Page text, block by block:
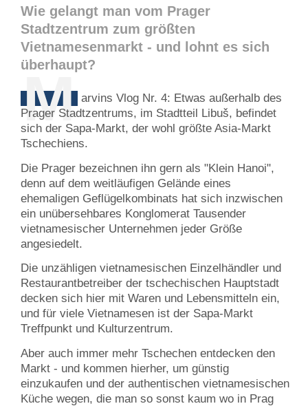
Wie gelangt man vom Prager
Stadtzentrum zum größten
Vietnamesenmarkt - und lohnt es sich
überhaupt?
M arvins Vlog Nr. 4: Etwas außerhalb des
Prager Stadtzentrums, im Stadtteil Libuš, befindet
sich der Sapa-Markt, der wohl größte Asia-Markt
Tschechiens.
Die Prager bezeichnen ihn gern als "Klein Hanoi",
denn auf dem weitläufigen Gelände eines
ehemaligen Geflügelkombinats hat sich inzwischen
ein unübersehbares Konglomerat Tausender
vietnamesischer Unternehmen jeder Größe
angesiedelt.
Die unzähligen vietnamesischen Einzelhändler und
Restaurantbetreiber der tschechischen Hauptstadt
decken sich hier mit Waren und Lebensmitteln ein,
und für viele Vietnamesen ist der Sapa-Markt
Treffpunkt und Kulturzentrum.
Aber auch immer mehr Tschechen entdecken den
Markt - und kommen hierher, um günstig
einzukaufen und der authentischen vietnamesischen
Küche wegen, die man so sonst kaum wo in Prag